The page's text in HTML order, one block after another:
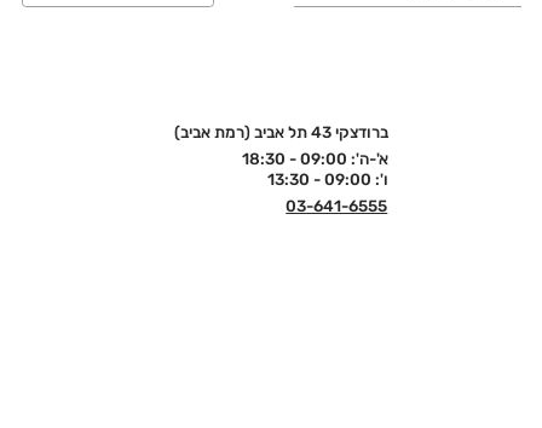
ברודצקי 43 תל אביב (רמת אביב)
א'-ה': 09:00 - 18:30
ו': 09:00 - 13:30
03-641-6555